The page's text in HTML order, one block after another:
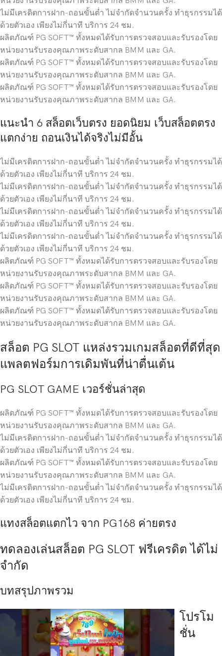
ไม่มีเครดิตการฝาก-ถอนขั้นต่ำ ไม่จำกัดจำนวนครั้ง ทำธุรกรรมได้
ด้วยตัวเอง เพียงไม่กี่นาที บริการ 24 ชม.
ผลิตภัณฑ์ PG SOFT™ ทั้งหมดได้รับการตรวจสอบและรับรองโดย
หน่วยงานรับรองคุณภาพระดับสากล BMM และ GA.
ผลิตภัณฑ์ PG SOFT™ ทั้งหมดได้รับการตรวจสอบและรับรองโดย
หน่วยงานรับรองคุณภาพระดับสากล BMM และ GA.
ผลิตภัณฑ์ PG SOFT™ ทั้งหมดได้รับการตรวจสอบและรับรองโดย
หน่วยงานรับรองคุณภาพระดับสากล BMM และ GA.
แนะนำ 6 สล็อตเว็บตรง ยอดนิยม เว็บสล็อตตรง
แตกง่าย ถอนเงินได้จริงไม่มีอั้น
ไม่มีเครดิตการฝาก-ถอนขั้นต่ำ ไม่จำกัดจำนวนครั้ง ทำธุรกรรมได้
ด้วยตัวเอง เพียงไม่กี่นาที บริการ 24 ชม.
ไม่มีเครดิตการฝาก-ถอนขั้นต่ำ ไม่จำกัดจำนวนครั้ง ทำธุรกรรมได้
ด้วยตัวเอง เพียงไม่กี่นาที บริการ 24 ชม.
ไม่มีเครดิตการฝาก-ถอนขั้นต่ำ ไม่จำกัดจำนวนครั้ง ทำธุรกรรมได้
ด้วยตัวเอง เพียงไม่กี่นาที บริการ 24 ชม.
ไม่มีเครดิตการฝาก-ถอนขั้นต่ำ ไม่จำกัดจำนวนครั้ง ทำธุรกรรมได้
ด้วยตัวเอง เพียงไม่กี่นาที บริการ 24 ชม.
ผลิตภัณฑ์ PG SOFT™ ทั้งหมดได้รับการตรวจสอบและรับรองโดย
หน่วยงานรับรองคุณภาพระดับสากล BMM และ GA.
ผลิตภัณฑ์ PG SOFT™ ทั้งหมดได้รับการตรวจสอบและรับรองโดย
หน่วยงานรับรองคุณภาพระดับสากล BMM และ GA.
ผลิตภัณฑ์ PG SOFT™ ทั้งหมดได้รับการตรวจสอบและรับรองโดย
หน่วยงานรับรองคุณภาพระดับสากล BMM และ GA.
สล็อต PG SLOT แหล่งรวมเกมสล็อตที่ดีที่สุด
แพลตฟอร์มการเดิมพันที่น่าตื่นเต้น
PG SLOT GAME เวอร์ชั่นล่าสุด
ผลิตภัณฑ์ PG SOFT™ ทั้งหมดได้รับการตรวจสอบและรับรองโดย
หน่วยงานรับรองคุณภาพระดับสากล BMM และ GA.
ไม่มีเครดิตการฝาก-ถอนขั้นต่ำ ไม่จำกัดจำนวนครั้ง ทำธุรกรรมได้
ด้วยตัวเอง เพียงไม่กี่นาที บริการ 24 ชม.
ผลิตภัณฑ์ PG SOFT™ ทั้งหมดได้รับการตรวจสอบและรับรองโดย
หน่วยงานรับรองคุณภาพระดับสากล BMM และ GA.
ไม่มีเครดิตการฝาก-ถอนขั้นต่ำ ไม่จำกัดจำนวนครั้ง ทำธุรกรรมได้
ด้วยตัวเอง เพียงไม่กี่นาที บริการ 24 ชม.
แทงสล็อตแตกไว จาก PG168 ค่ายตรง
ทดลองเล่นสล็อต PG SLOT ฟรีเครดิต ได้ไม่
จำกัด
บทสรุปภาพรวม
โปรโม
ชั่น